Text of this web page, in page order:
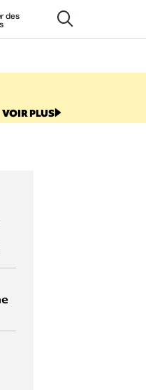
des
VOIR PLUS